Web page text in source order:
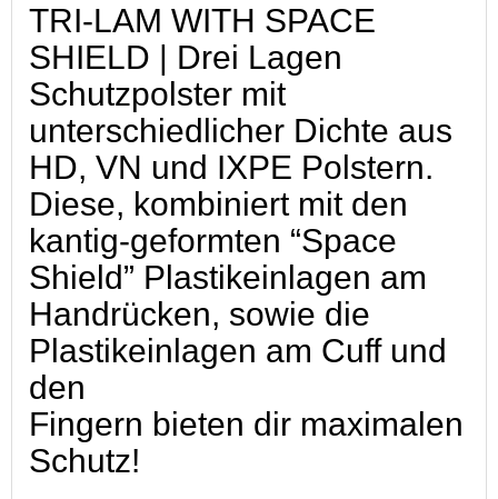
TRI-LAM WITH SPACE
SHIELD | Drei Lagen
Schutzpolster mit
unterschiedlicher Dichte aus
HD, VN und IXPE Polstern.
Diese, kombiniert mit den
kantig-geformten “Space
Shield” Plastikeinlagen am
Handrücken, sowie die
Plastikeinlagen am Cuff und
den
Fingern bieten dir maximalen
Schutz!